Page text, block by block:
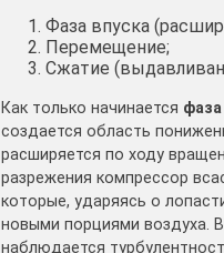
Фаза впуска
Перемещение;
Сжатие
Как только начинается
создается область
расширяется по ходу
разрежения компрессор
которые, ударяясь о
новыми порциями воздуха.
наблюдается